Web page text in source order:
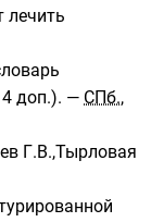
лечить
4 доп.). — СПб.,
Г.В.,Тырловая